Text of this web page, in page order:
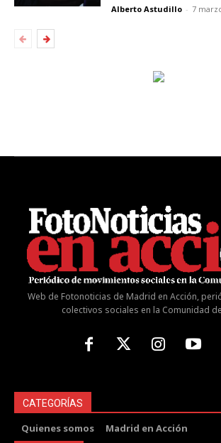
Alberto Astudillo - 7
Web de Fotonoticias de Madrid en Acción,
colectivos sociales en la Comunidad
CATEGORÍAS
Quienes somos Madrid en Acción